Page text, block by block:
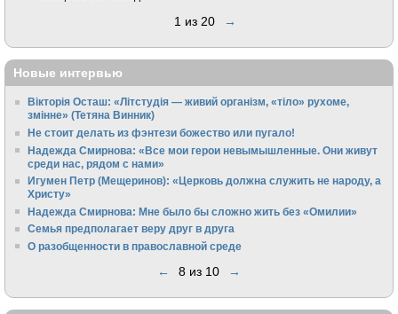
1 из 20 →
Новые интервью
Вікторія Осташ: «Літстудія — живий організм, «тіло» рухоме,
змінне» (Тетяна Винник)
Не стоит делать из фэнтези божество или пугало!
Надежда Смирнова: «Все мои герои невымышленные. Они живут
среди нас, рядом с нами»
Игумен Петр (Мещеринов): «Церковь должна служить не народу, а
Христу»
Надежда Смирнова: Мне было бы сложно жить без «Омилии»
Семья предполагает веру друг в друга
О разобщенности в православной среде
← 8 из 10 →